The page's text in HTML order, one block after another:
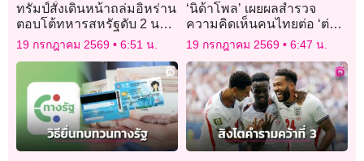
ทรัมป์สั่งเดินหน้าถล่มอิหร่าน
ตอบโต้ทหารสหรัฐดับ 2 นาย
ในจอร์แดน
19 กรกฎาคม 2569 6:51 น.
‘นิด้าโพล’ เผยผลสำรวจ
ความคิดเห็นคนไทยต่อ ‘ต่าง
ชาติผิดกฎหมาย’
19 กรกฎาคม 2569 6:47 น.